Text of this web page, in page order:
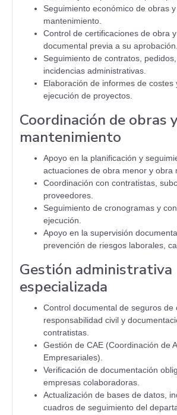
Seguimiento económico de obras
mantenimiento.
Control de certificaciones de obra
documental previa a su aprobación.
Seguimiento de contratos,
incidencias administrativas.
Elaboración de informes de costes
ejecución de proyectos.
Coordinación de obras
mantenimiento
Apoyo en la planificación y
actuaciones de obra menor y obra
Coordinación con contratistas,
proveedores.
Seguimiento de cronogramas y
ejecución.
Apoyo en la supervisión
prevención de riesgos laborales,
Gestión administrativa
especializada
Control documental de seguros de
responsabilidad civil y
contratistas.
Gestión de CAE (Coordinación de
Empresariales).
Verificación de documentación
empresas colaboradoras.
Actualización de bases de datos,
cuadros de seguimiento del